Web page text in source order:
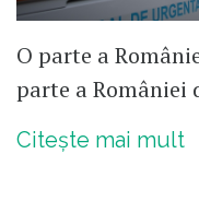
O parte a
parte a României
Citește mai mult